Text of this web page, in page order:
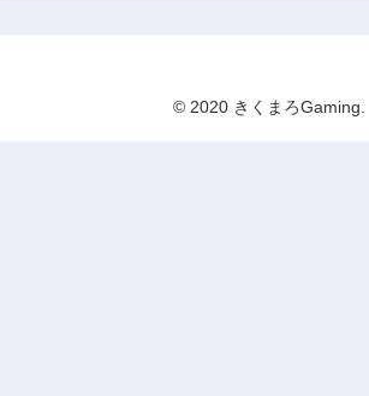
© 2020 きくまろGaming.